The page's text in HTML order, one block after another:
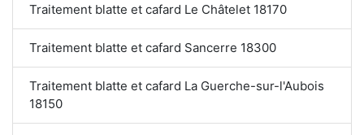
Traitement blatte et cafard Le Châtelet 18170
Traitement blatte et cafard Sancerre 18300
Traitement blatte et cafard La Guerche-sur-l'Aubois
18150